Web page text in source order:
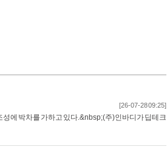
[26-07-28 09:25]
에 박차를 가하고 있다.&nbsp;(주)인바디가 딥테크